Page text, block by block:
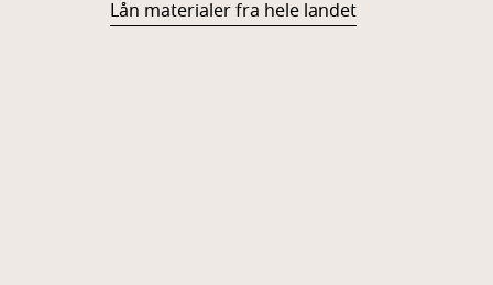
Lån materialer fra hele landet